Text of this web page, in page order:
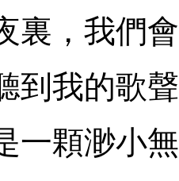
裏，我們
到我的歌
一顆渺小